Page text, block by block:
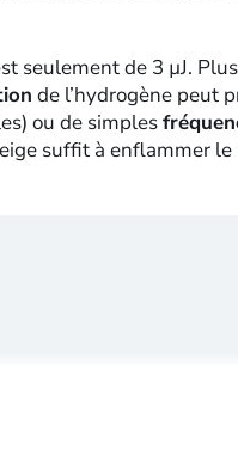
seulement de 3 µJ. Plus
de l’hydrogène peut
ou de simples
suffit à enflammer le